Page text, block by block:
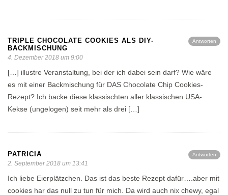
Antworten
TRIPLE CHOCOLATE COOKIES ALS DIY-
BACKMISCHUNG
4. Dezember 2018 um 9:00
[…] illustre Veranstaltung, bei der ich dabei sein darf? Wie wäre
es mit einer Backmischung für DAS Chocolate Chip Cookies-
Rezept? Ich backe diese klassischten aller klassischen USA-
Kekse (ungelogen) seit mehr als drei […]
Antworten
PATRICIA
2. September 2018 um 13:41
Ich liebe Eierplätzchen. Das ist das beste Rezept dafür….aber mit
cookies har das null zu tun für mich. Da wird auch nix chewy, egal